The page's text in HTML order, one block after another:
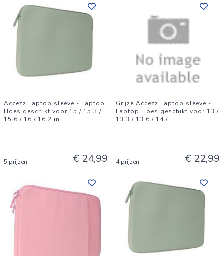
Accezz Laptop sleeve - Laptop
Hoes geschikt voor 15 / 15.3 /
15.6 / 16 / 16.2 in...
5 prijzen € 24,99
Grijze Accezz Laptop sleeve -
Laptop Hoes geschikt voor 13 /
13.3 / 13.6 / 14 / ...
4 prijzen € 22,99